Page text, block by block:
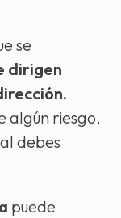
se
dirigen
algún riesgo,
debes
puede